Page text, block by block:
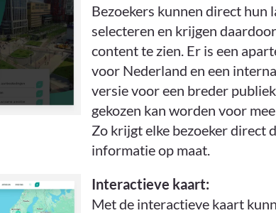
Bezoekers kunnen direct hun
selecteren en krijgen
content te zien. Er is een
voor Nederland en een
versie voor een breder
gekozen kan worden voor
Zo krijgt elke bezoeker direct
informatie op maat.
Interactieve kaart:
Met de interactieve kaart